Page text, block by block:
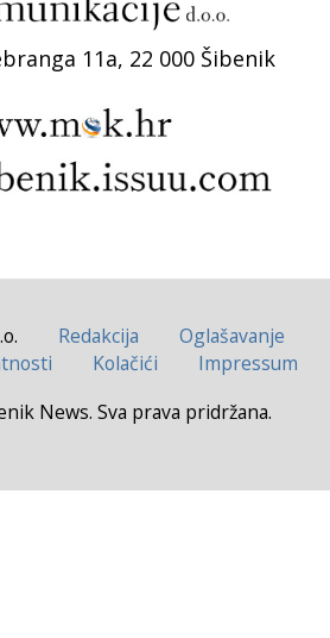
11a, 22 000 Šibenik
Redakcija
Oglašavanje
Kolačići
Impressum
News. Sva prava pridržana.